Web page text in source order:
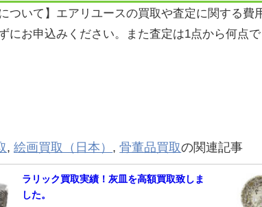
について】エアリユースの買取や査定に関する
にお申込みください。また査定は1点から何点
,絵画買取（日本） ,骨董品買取の関連記事
ラリック買取実績！灰皿を高額買取致しま
した。